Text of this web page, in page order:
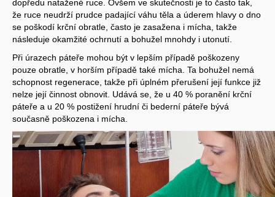
dopředu natažené ruce. Ovšem ve skutečnosti je to často tak,
že ruce neudrží prudce padající váhu těla a úderem hlavy o dno
se poškodí krční obratle, často je zasažena i mícha, takže
následuje okamžité ochrnutí a bohužel mnohdy i utonutí.
Při úrazech páteře mohou být v lepším případě poškozeny
pouze obratle, v horším případě také mícha. Ta bohužel nemá
schopnost regenerace, takže při úplném přerušení její funkce již
nelze její činnost obnovit. Udává se, že u 40 % poranění krční
páteře a u 20 % postižení hrudní či bederní páteře bývá
současně poškozena i mícha.